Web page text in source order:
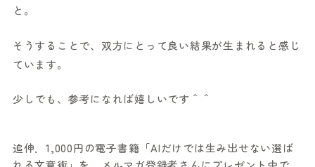
と。
そうすることで、双方にとって良い結果が生まれると感じ
ています。
少しでも、参考になれば嬉しいです＾＾
追伸．1,000円の電子書籍「AIだけでは生み出せない選ば